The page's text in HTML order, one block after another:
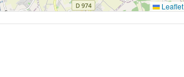
Leaflet